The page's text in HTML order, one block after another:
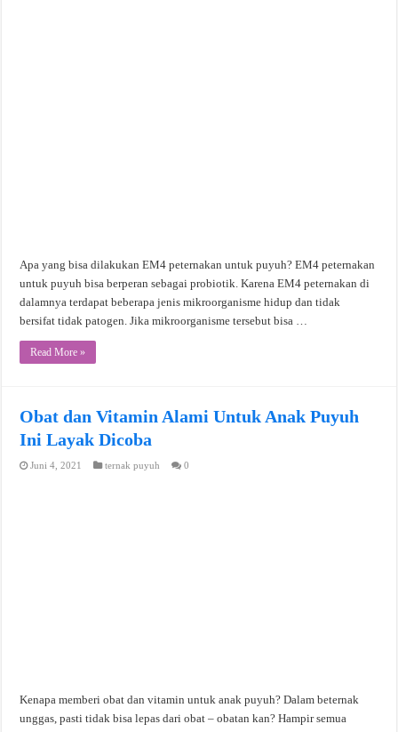
Apa yang bisa dilakukan EM4 peternakan untuk puyuh? EM4 peternakan
untuk puyuh bisa berperan sebagai probiotik. Karena EM4 peternakan di
dalamnya terdapat beberapa jenis mikroorganisme hidup dan tidak
bersifat tidak patogen. Jika mikroorganisme tersebut bisa …
Read More »
Obat dan Vitamin Alami Untuk Anak Puyuh
Ini Layak Dicoba
Juni 4, 2021 ternak puyuh 0
Kenapa memberi obat dan vitamin untuk anak puyuh? Dalam beternak
unggas, pasti tidak bisa lepas dari obat – obatan kan? Hampir semua